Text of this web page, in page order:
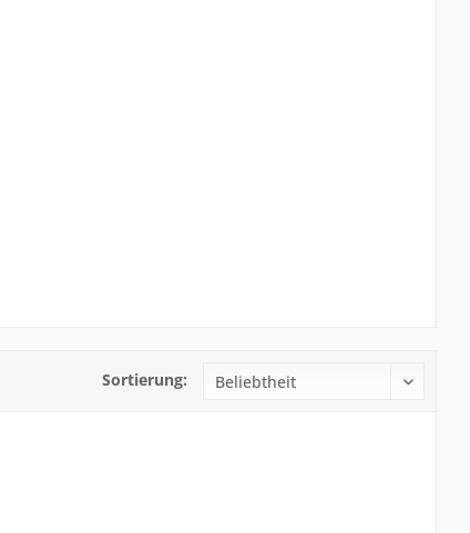
Sortierung: